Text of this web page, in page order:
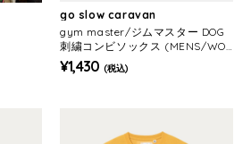
go slow caravan
gym master/ジムマスター DOG
刺繍コンビソックス (MENS/WO
MENS)
¥1,430 (税込)